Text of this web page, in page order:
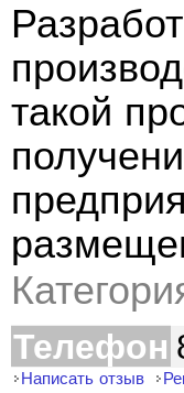
такой
Телефон
Написать отзыв